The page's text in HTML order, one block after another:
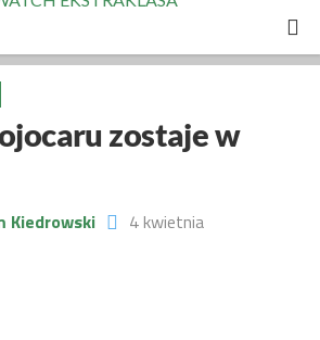
zostaje w
Kiedrowski 4 kwietnia